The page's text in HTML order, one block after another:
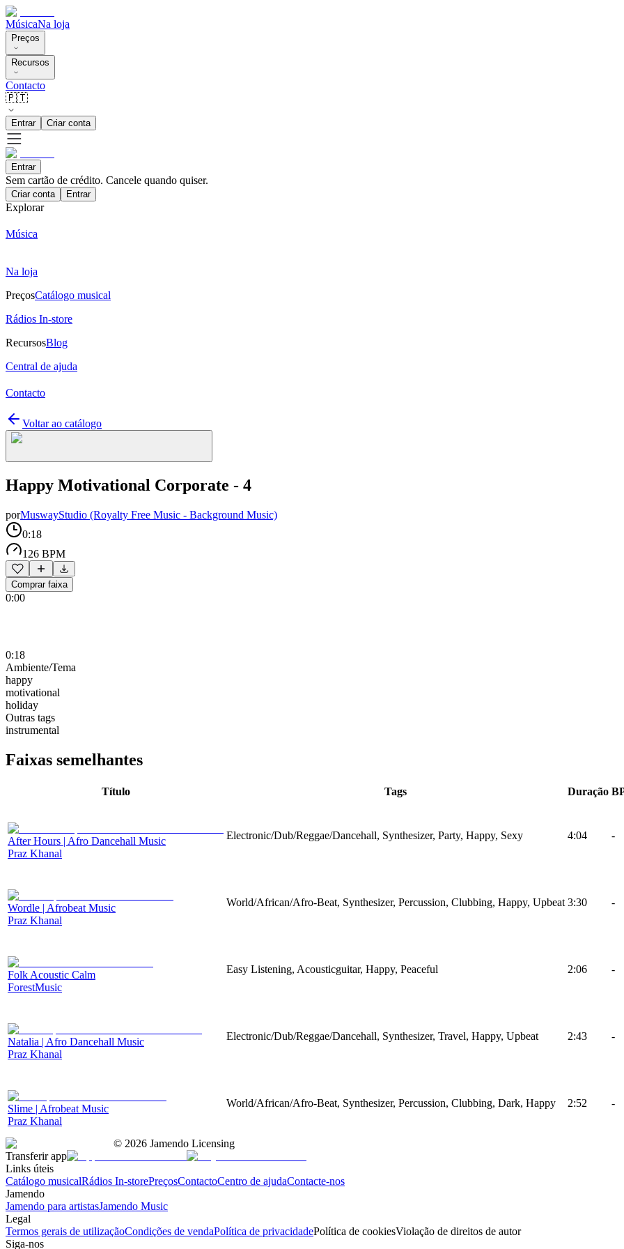
MúsicaNa loja
Preços
Recursos
Contacto
🇵🇹
Entrar Criar conta
Entrar
Sem cartão de crédito. Cancele quando quiser.
Criar conta Entrar
Explorar
Música
Na loja
PreçosCatálogo musical
Rádios In-store
RecursosBlog
Central de ajuda
Contacto
Voltar ao catálogo
Happy Motivational Corporate - 4
porMuswayStudio (Royalty Free Music - Background Music)
0:18
126 BPM
Comprar faixa
0:00
0:18
Ambiente/Tema
happy
motivational
holiday
Outras tags
instrumental
Faixas semelhantes
Título Tags Duração
After Hours | Afro Dancehall Music
Praz Khanal
Electronic/Dub/Reggae/Dancehall, Synthesizer, Party, Happy, Sexy 4:04 -
Wordle | Afrobeat Music
Praz Khanal
World/African/Afro-Beat, Synthesizer, Percussion, Clubbing, Happy, Upbeat 3:30 -
Folk Acoustic Calm
ForestMusic
Easy Listening, Acousticguitar, Happy, Peaceful 2:06 -
Natalia | Afro Dancehall Music
Praz Khanal
Electronic/Dub/Reggae/Dancehall, Synthesizer, Travel, Happy, Upbeat 2:43 -
Slime | Afrobeat Music
Praz Khanal
World/African/Afro-Beat, Synthesizer, Percussion, Clubbing, Dark, Happy 2:52 -
© 2026 Jamendo Licensing
Transferir app
Links úteis
Catálogo musicalRádios In-storePreçosContactoCentro de ajudaContacte-nos
Jamendo
Jamendo para artistasJamendo Music
Legal
Termos gerais de utilizaçãoCondições de vendaPolítica de privacidadePolítica de cookiesViolação de direitos de autor
Siga-nos